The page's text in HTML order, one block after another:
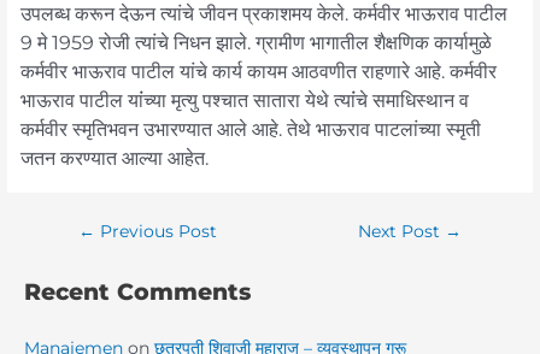
उपलब्ध करून देऊन त्यांचे जीवन प्रकाशमय केले. कर्मवीर भाऊराव पाटील
9 मे 1959 रोजी त्यांचे निधन झाले. ग्रामीण भागातील शैक्षणिक कार्यामुळे
कर्मवीर भाऊराव पाटील यांचे कार्य कायम आठवणीत राहणारे आहे. कर्मवीर
भाऊराव पाटील यांंच्या मृत्यु पश्चात सातारा येथे त्यांंचे समाधिस्थान व
कर्मवीर स्मृतिभवन उभारण्यात आले आहे. तेथे भाऊराव पाटलांच्या स्मृती
जतन करण्यात आल्या आहेत.
← Previous Post Next Post →
Recent Comments
Manajemenon छत्रपती शिवाजी महाराज – व्यवस्थापन गुरू